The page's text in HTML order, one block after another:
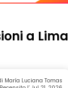
a Lima
María Luciana Tomas